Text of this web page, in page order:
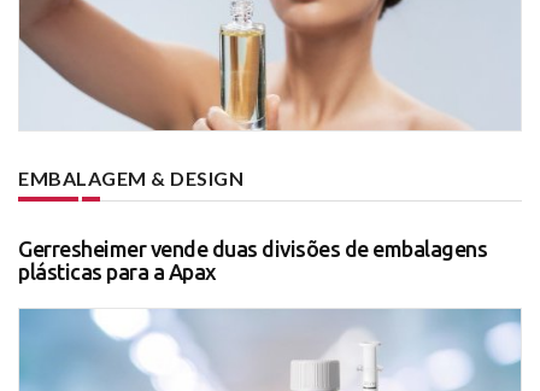
EMBALAGEM & DESIGN
Gerresheimer vende duas divisões de embalagens
plásticas para a Apax